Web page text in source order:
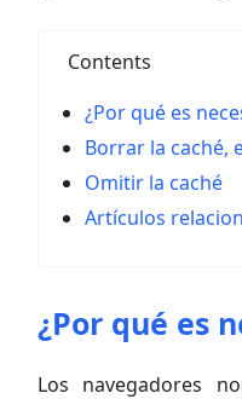
Contents
¿Por qué es
Borrar la caché,
Omitir la caché
Artículos
¿Por qué es
Los navegadores